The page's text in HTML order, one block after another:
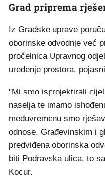
Grad priprema
Iz Gradske uprave
oborinske odvodnje već
pročelnica Upravnog
uređenje prostora,
"Mi smo isprojektirali
naselja te imamo
međuvremenu smo
odnose. Građevinskim i
predviđena oborinska
biti Podravska ulica, to
Kocur.